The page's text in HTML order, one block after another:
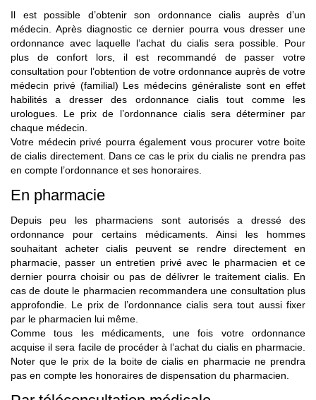
Il est possible d’obtenir son ordonnance cialis auprès d’un
médecin. Après diagnostic ce dernier pourra vous dresser une
ordonnance avec laquelle l’achat du cialis sera possible. Pour
plus de confort lors, il est recommandé de passer votre
consultation pour l’obtention de votre ordonnance auprès de votre
médecin privé (familial) Les médecins généraliste sont en effet
habilités a dresser des ordonnance cialis tout comme les
urologues. Le prix de l’ordonnance cialis sera déterminer par
chaque médecin.
Votre médecin privé pourra également vous procurer votre boite
de cialis directement. Dans ce cas le prix du cialis ne prendra pas
en compte l’ordonnance et ses honoraires.
En pharmacie
Depuis peu les pharmaciens sont autorisés a dressé des
ordonnance pour certains médicaments. Ainsi les hommes
souhaitant acheter cialis peuvent se rendre directement en
pharmacie, passer un entretien privé avec le pharmacien et ce
dernier pourra choisir ou pas de délivrer le traitement cialis. En
cas de doute le pharmacien recommandera une consultation plus
approfondie. Le prix de l’ordonnance cialis sera tout aussi fixer
par le pharmacien lui même.
Comme tous les médicaments, une fois votre ordonnance
acquise il sera facile de procéder à l’achat du cialis en pharmacie.
Noter que le prix de la boite de cialis en pharmacie ne prendra
pas en compte les honoraires de dispensation du pharmacien.